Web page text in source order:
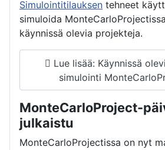
Simulointitilauksen tehneet
simuloida
käynnissä olevia projekteja.
Lue lisää: Käynnissä
simulointi
MonteCarloProject-
julkaistu
MonteCarloProjectissa on nyt